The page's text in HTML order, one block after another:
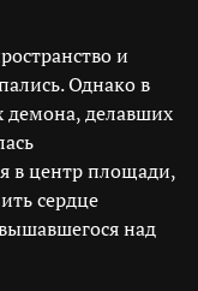
и
Однако в
демона, делавших
в центр площади,
сердце
над